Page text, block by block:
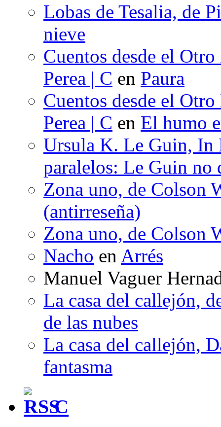
Lobas de Tesalia, de
nieve
Cuentos desde el
Perea | C en Paura
Cuentos desde el
Perea | C en El humo
Ursula K. Le Guin, In
paralelos: Le Guin no
Zona uno, de Colson
(antirreseña)
Zona uno, de Colson
Nacho en Arrés
Manuel Vaguer
La casa del callejón,
de las nubes
La casa del callejón,
fantasma
C